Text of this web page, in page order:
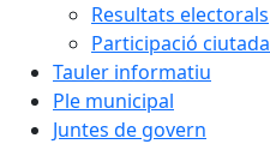
Resultats electorals
Participació
Tauler informatiu
Ple municipal
Juntes de govern